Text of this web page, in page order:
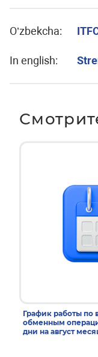
O’zbekcha:
In english:
График работы по
обменным
дни на август